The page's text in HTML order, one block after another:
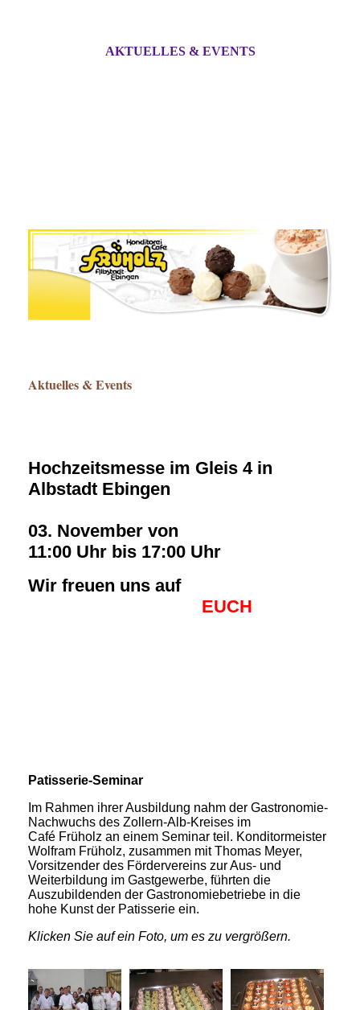
AKTUELLES & EVENTS
Aktuelles & Events
Hochzeitsmesse im Gleis 4 in
Albstadt Ebingen
03. November von
11:00 Uhr bis 17:00 Uhr
Wir freuen uns auf
EUCH
Patisserie-Seminar
Im Rahmen ihrer Ausbildung nahm der Gastronomie-
Nachwuchs des Zollern-Alb-Kreises im
Café Früholz an einem Seminar teil. Konditormeister
Wolfram Früholz, zusammen mit Thomas Meyer,
Vorsitzender des Fördervereins zur Aus- und
Weiterbildung im Gastgewerbe, führten die
Auszubildenden der Gastronomiebetriebe in die
hohe Kunst der Patisserie ein.
Klicken Sie auf ein Foto, um es zu vergrößern.